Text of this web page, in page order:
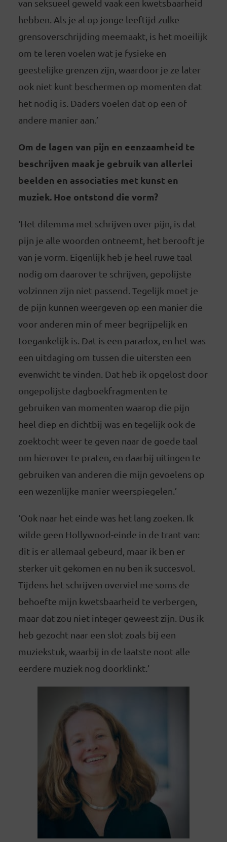
van seksueel geweld vaak een kwetsbaarheid
hebben. Als je al op jonge leeftijd zulke
grensoverschrijding meemaakt, is het moeilijk
om te leren voelen wat je fysieke en
geestelijke grenzen zijn, waardoor je ze later
ook niet kunt beschermen op momenten dat
het nodig is. Daders voelen dat op een of
andere manier aan.’
Om de lagen van pijn en eenzaamheid te
beschrijven maak je gebruik van allerlei
beelden en associaties met kunst en
muziek. Hoe ontstond die vorm?
‘Het dilemma met schrijven over pijn, is dat
pijn je alle woorden ontneemt, het berooft je
van je vorm. Eigenlijk heb je heel ruwe taal
nodig om daarover te schrijven, gepolijste
volzinnen zijn niet passend. Tegelijk moet je
de pijn kunnen weergeven op een manier die
voor anderen min of meer begrijpelijk en
toegankelijk is. Dat is een paradox, en het was
een uitdaging om tussen die uitersten een
evenwicht te vinden. Dat heb ik opgelost door
ongepolijste dagboekfragmenten te
gebruiken van momenten waarop die pijn
heel diep en dichtbij was en tegelijk ook de
zoektocht weer te geven naar de goede taal
om hierover te praten, en daarbij uitingen te
gebruiken van anderen die mijn gevoelens op
een wezenlijke manier weerspiegelen.’
‘Ook naar het einde was het lang zoeken. Ik
wilde geen Hollywood-einde in de trant van:
dit is er allemaal gebeurd, maar ik ben er
sterker uit gekomen en nu ben ik succesvol.
Tijdens het schrijven overviel me soms de
behoefte mijn kwetsbaarheid te verbergen,
maar dat zou niet integer geweest zijn. Dus ik
heb gezocht naar een slot zoals bij een
muziekstuk, waarbij in de laatste noot alle
eerdere muziek nog doorklinkt.’